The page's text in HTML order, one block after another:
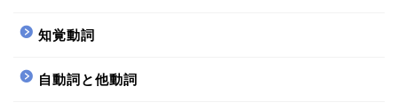
知覚動詞
自動詞と他動詞